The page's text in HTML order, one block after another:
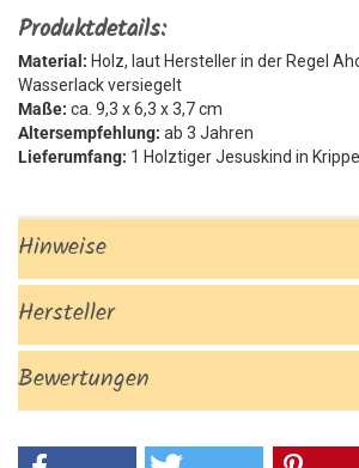
Produktdetails:
Material: Holz, laut Hersteller in der Regel
Wasserlack versiegelt
Maße: ca. 9,3 x 6,3 x 3,7 cm
Altersempfehlung: ab 3 Jahren
Lieferumfang: 1 Holztiger Jesuskind in Krippe
Hinweise
Hersteller
Bewertungen